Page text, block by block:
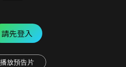
請先登入
播放預告片